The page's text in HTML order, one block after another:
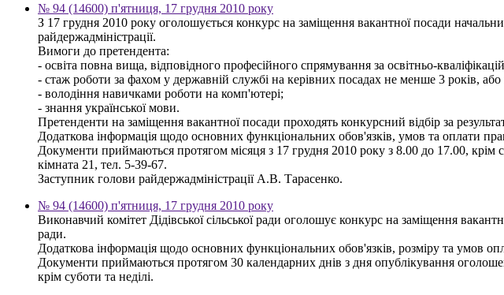
№ 94 (14600) п'ятниця, 17 грудня 2010 року
З 17 грудня 2010 року оголошується конкурс на заміщення вакантної посади
райдержадміністрації.
Вимоги до претендента:
- освіта повна вища, відповідного професійного спрямування за освітньо-
- стаж роботи за фахом у державній службі на керівних посадах не менше 3 років,
- володіння навичками роботи на комп'ютері;
- знання української мови.
Претенденти на заміщення вакантної посади проходять конкурсний відбір за
Додаткова інформація щодо основних функціональних обов'язків, умов та оплати
Документи приймаються протягом місяця з 17 грудня 2010 року з 8.00 до 17.00, крім
кімната 21, тел. 5-39-67.
Заступник голови райдержадміністрації А.В. Тарасенко.
№ 94 (14600) п'ятниця, 17 грудня 2010 року
Виконавчий комітет Дідівської сільської ради оголошує конкурс на заміщення
ради.
Додаткова інформація щодо основних функціональних обов'язків, розміру та умов
Документи приймаються протягом 30 календарних днів з дня опублікування
крім суботи та неділі.